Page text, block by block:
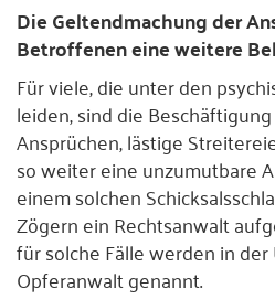
Die Geltendmachung der
Betroffenen eine weitere
Für viele, die unter den
leiden, sind die
Ansprüchen, lästige
so weiter eine unzumutbare
einem solchen
Zögern ein Rechtsanwalt
für solche Fälle werden in
Opferanwalt genannt.